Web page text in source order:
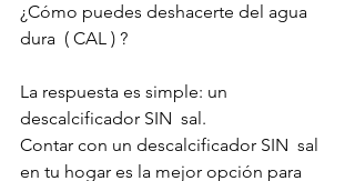
¿Cómo puedes deshacerte del agua
dura  ( CAL ) ?
La respuesta es simple: un
descalcificador SIN  sal.
Contar con un descalcificador SIN  sal
en tu hogar es la mejor opción para